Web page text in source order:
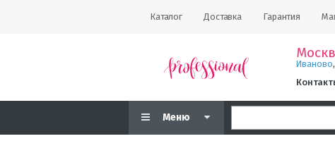
Каталог Доставка Гарантия
Иваново,
Меню